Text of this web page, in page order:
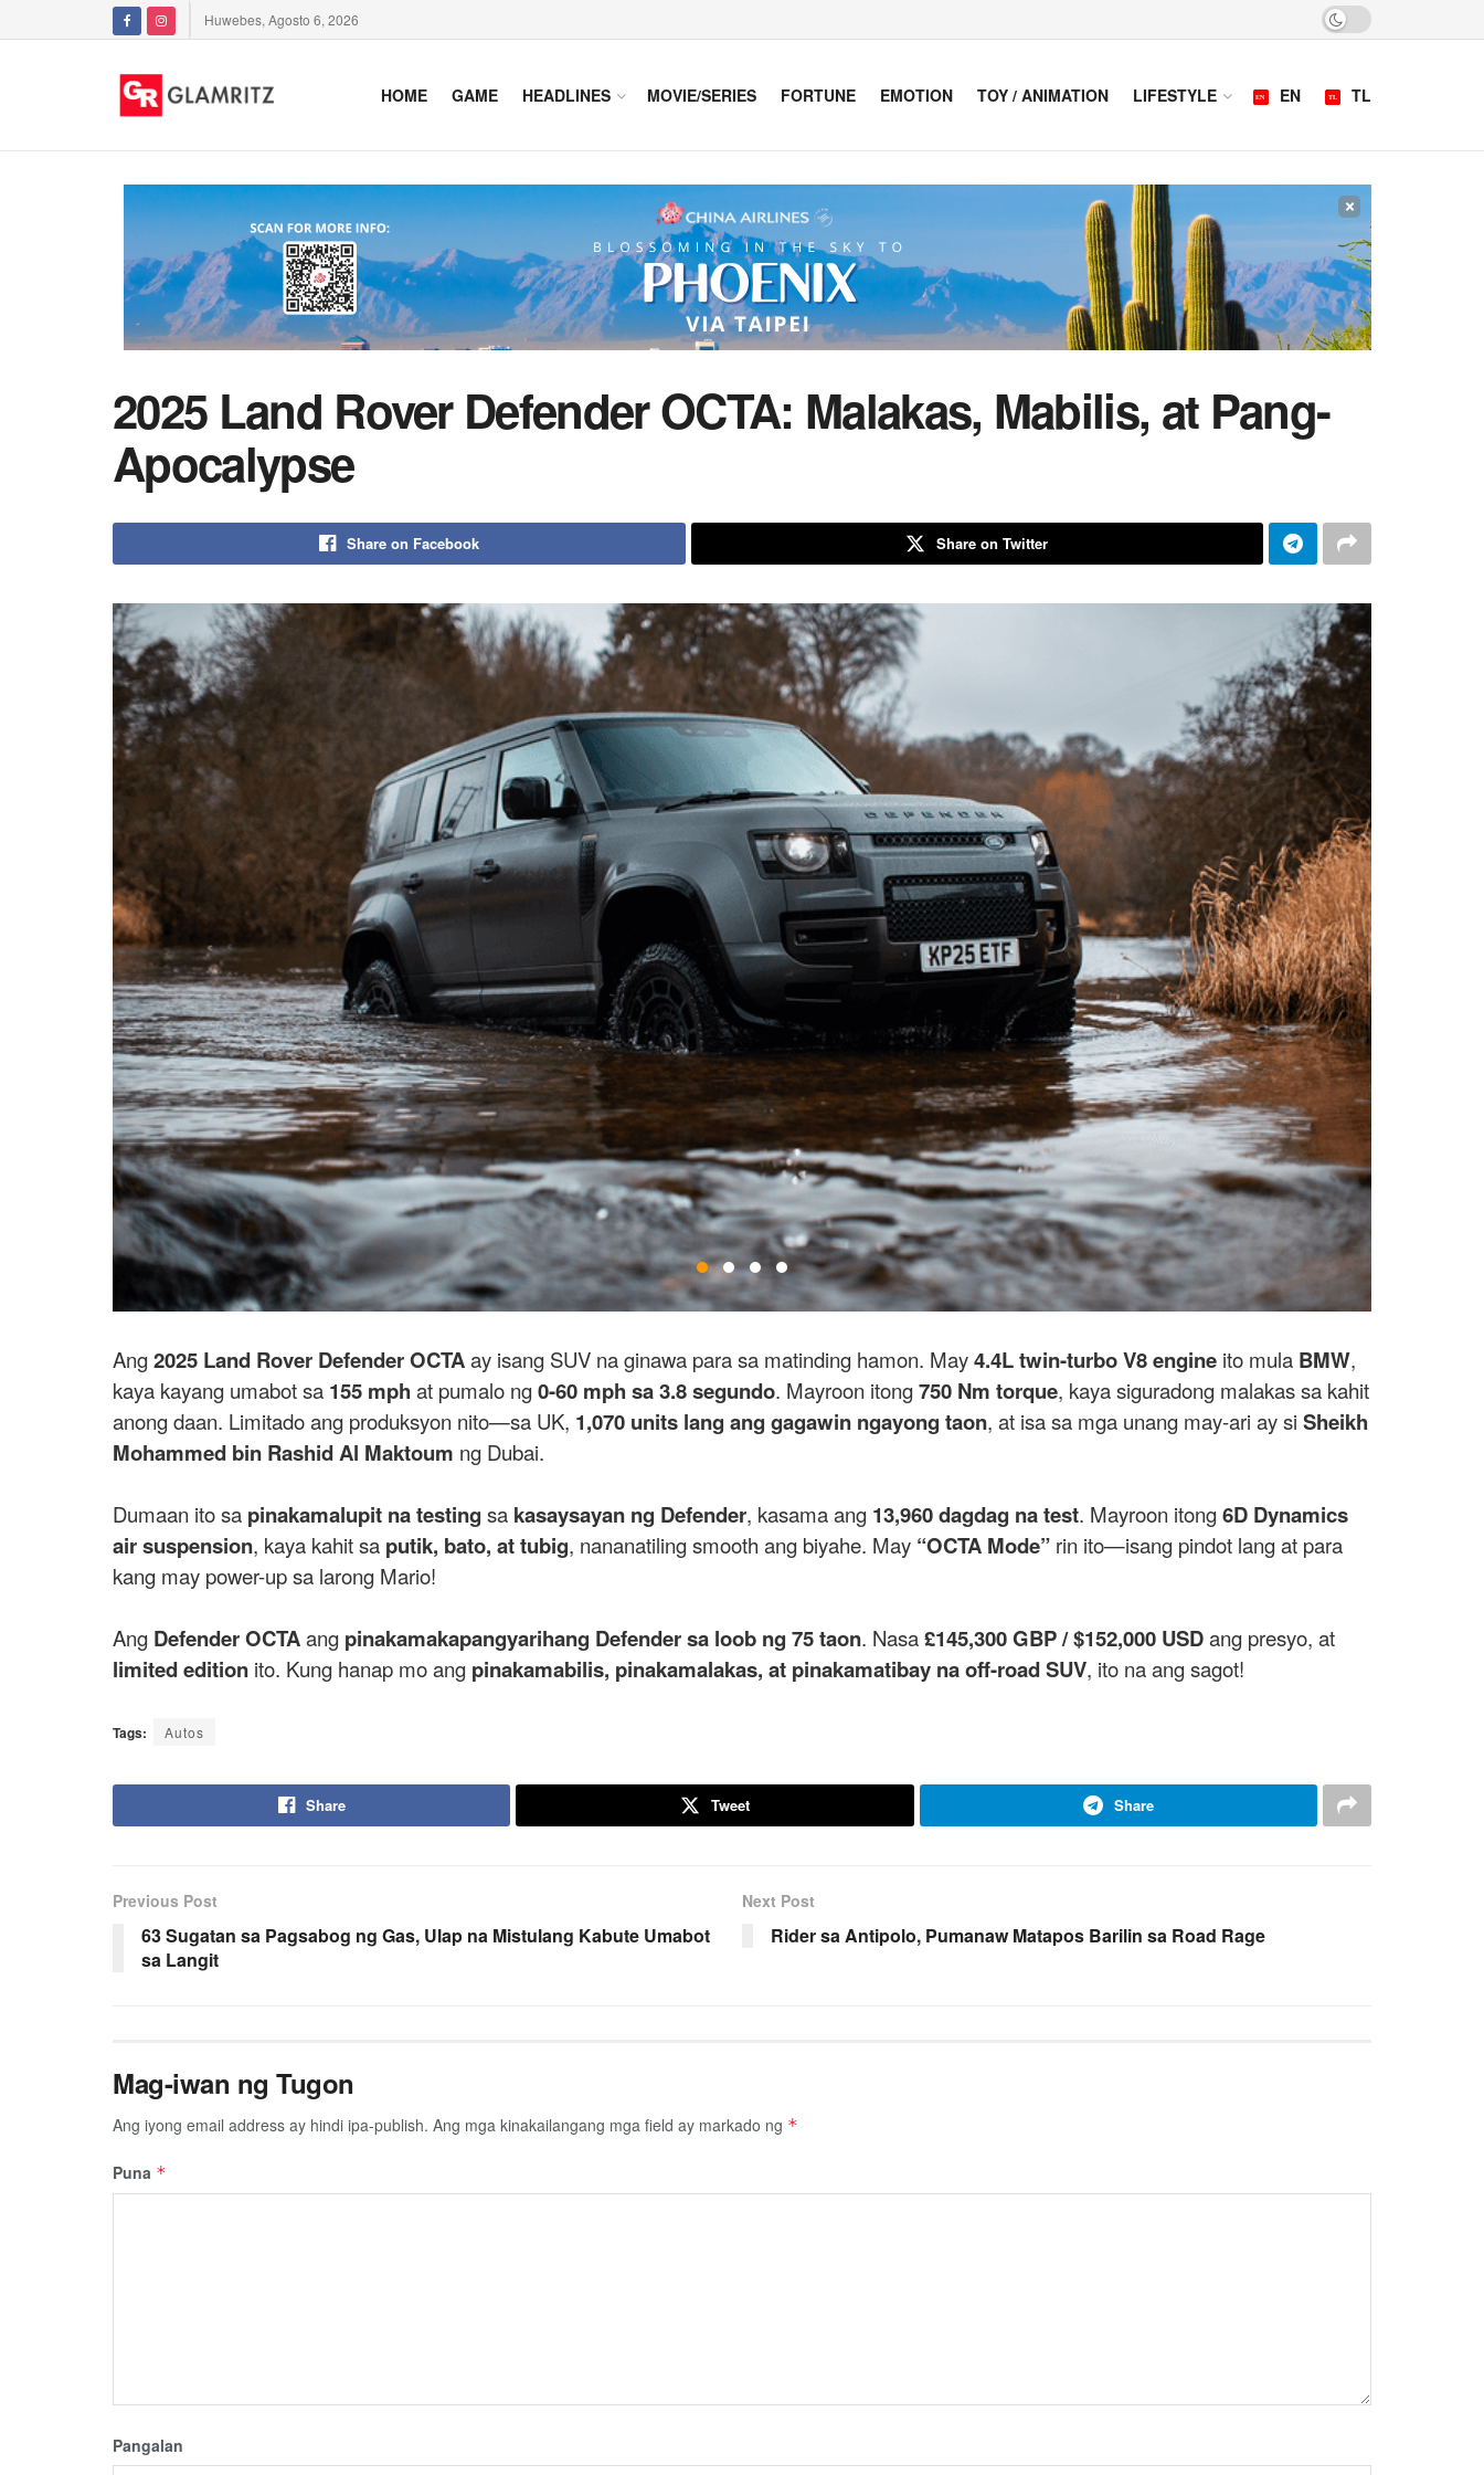
Huwebes, Agosto 6, 2026
HOME GAME HEADLINES MOVIE/SERIES FORTUNE EMOTION TOY / ANIMATION LIFESTYLE EN TL
×
2025 Land Rover Defender OCTA: Malakas, Mabilis, at Pang-
Apocalypse
Share on Facebook Share on Twitter
Ang2025 Land Rover Defender OCTAay isang SUV na ginawa para sa matinding hamon. May4.4L twin-turbo V8 engine ito mula BMW,
kaya kayang umabot sa 155 mph at pumalo ng0-60 mph sa 3.8 segundo. Mayroon itong750 Nm torque, kaya siguradong malakas sa kahit
anong daan. Limitado ang produksyon nito—sa UK, 1,070 units lang ang gagawin ngayong taon, at isa sa mga unang may-ari ay si Sheikh
Mohammed bin Rashid Al Maktoum ng Dubai.
Dumaan ito sa pinakamalupit na testing sa kasaysayan ng Defender, kasama ang 13,960 dagdag na test. Mayroon itong6D Dynamics
air suspension, kaya kahit sa putik, bato, at tubig, nananatiling smooth ang biyahe. May “OCTA Mode” rin ito—isang pindot lang at para
kang may power-up sa larong Mario!
Ang Defender OCTAang pinakamakapangyarihang Defender sa loob ng 75 taon. Nasa£145,300 GBP / $152,000 USDang presyo, at
limited edition ito. Kung hanap mo ang pinakamabilis, pinakamalakas, at pinakamatibay na off-road SUV, ito na ang sagot!
Tags: Autos
Share Tweet Share
Previous Post
63 Sugatan sa Pagsabog ng Gas, Ulap na Mistulang Kabute Umabot
sa Langit
Next Post
Rider sa Antipolo, Pumanaw Matapos Barilin sa Road Rage
Mag-iwan ng Tugon
Ang iyong email address ay hindi ipa-publish. Ang mga kinakailangang mga field ay markado ng *
Puna *
Pangalan